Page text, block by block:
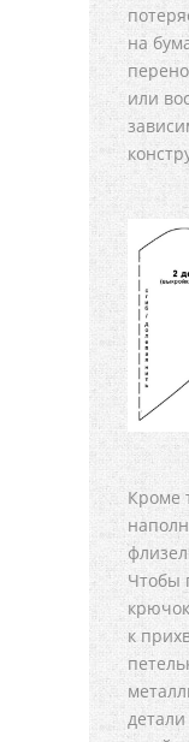
на
или
Кроме
Чтобы
к